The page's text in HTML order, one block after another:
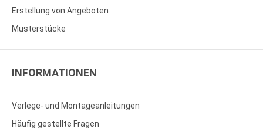
Erstellung von Angeboten
Musterstücke
INFORMATIONEN
Verlege- und Montageanleitungen
Häufig gestellte Fragen